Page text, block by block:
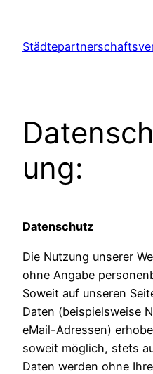
springen
ung:
Datenschutz
Die Nutzung unserer
ohne Angabe
Soweit auf unseren
Daten (beispielsweise
eMail-Adressen)
soweit möglich, stets
Daten werden ohne